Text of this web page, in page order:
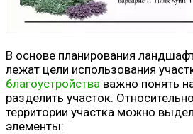
В основе планирования
лежат цели использования
благоустройства важно понять
разделить участок.
территории участка можно
элементы: